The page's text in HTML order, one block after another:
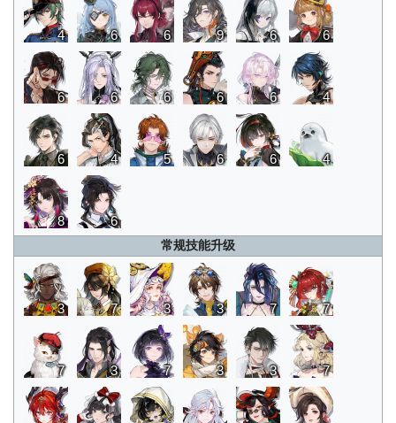
4 6 6 9 6 6
6 6 6 6 6 4
6 4 5 6 6 4
8 6
常规技能升级
3 7 3 3 7 7
7 3 7 3 3 7